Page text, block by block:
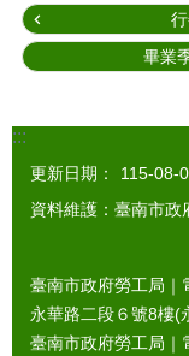
畢業
:::
更新日期：
115-08-
資料維護：臺南市政
臺南市政府勞工局｜
永華路二段６號8樓(
臺南市政府勞工局｜